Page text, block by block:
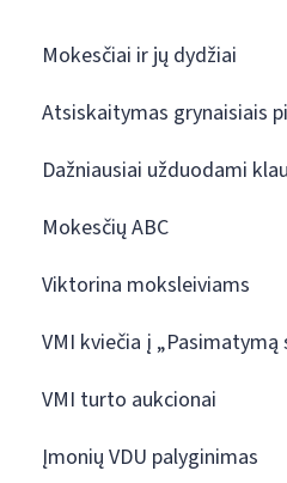
Mokesčiai ir jų dydžiai
Atsiskaitymas grynaisiais
Dažniausiai užduodami
Mokesčių ABC
Viktorina moksleiviams
VMI kviečia į „Pasimatymą
VMI turto aukcionai
Įmonių VDU palyginimas